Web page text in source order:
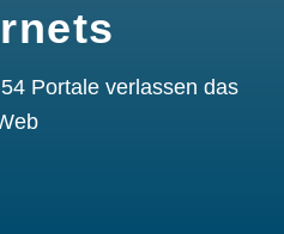
Portale verlassen das